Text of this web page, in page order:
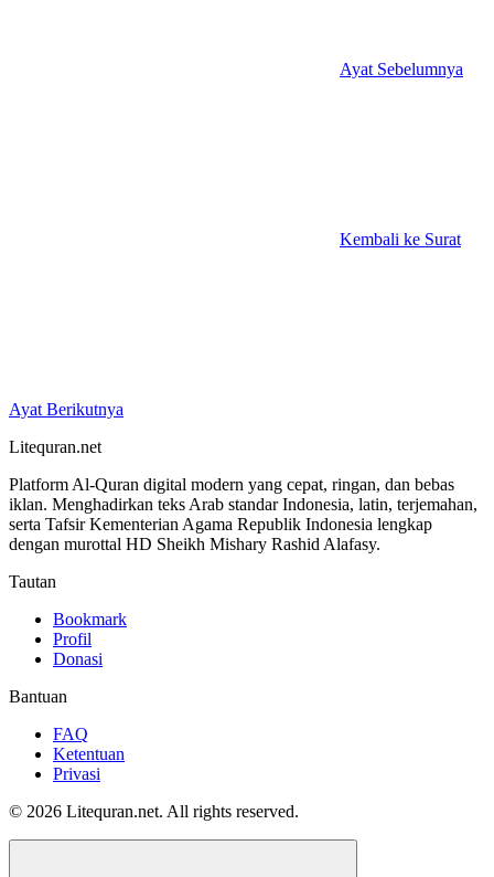
Ayat Sebelumnya
Kembali ke Surat
Ayat Berikutnya
Litequran.net
Platform Al-Quran digital modern yang cepat, ringan, dan bebas
iklan. Menghadirkan teks Arab standar Indonesia, latin, terjemahan,
serta Tafsir Kementerian Agama Republik Indonesia lengkap
dengan murottal HD Sheikh Mishary Rashid Alafasy.
Tautan
Bookmark
Profil
Donasi
Bantuan
FAQ
Ketentuan
Privasi
© 2026 Litequran.net. All rights reserved.